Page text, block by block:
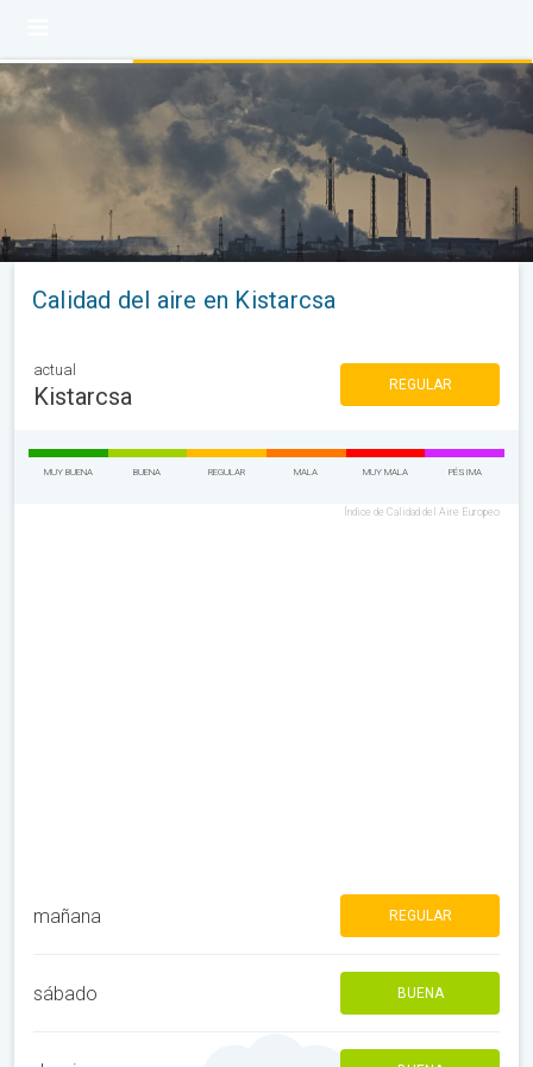
Calidad del aire en Kistarcsa
actual
Kistarcsa REGULAR
MUY BUENA BUENA REGULAR MALA MUY MALA PÉSIMA
Índice de Calidad del Aire Europeo
mañana REGULAR
sábado BUENA